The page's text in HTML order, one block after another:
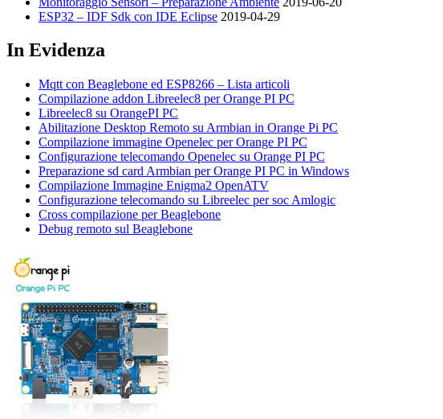
ESP32 – IDF Sdk con IDE Eclipse 2019-04-29
In Evidenza
Mqtt con Beaglebone ed ESP8266 – Lista articoli
Compilazione addon Libreelec8 per Orange PI PC
Libreelec8 su OrangePI PC
Abilitazione Desktop Remoto su Armbian in Orange Pi PC
Compilazione immagine Openelec per Orange PI PC
Configurazione telecomando Openelec su Orange PI PC
Preparazione sd card Armbian per Orange PI PC in Windows
Compilazione Immagine Enigma2 OpenATV
Configurazione telecomando su Libreelec per soc Amlogic
Cross compilazione per Beaglebone
Debug remoto sul Beaglebone